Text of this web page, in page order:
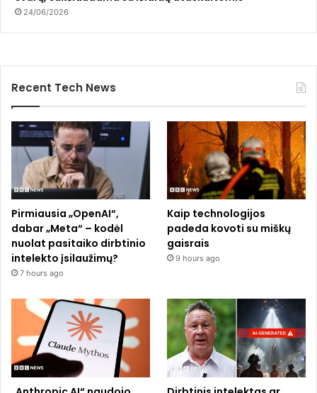
24/06/2026
Recent Tech News
Pirmiausia „OpenAI“,
dabar „Meta“ – kodėl
nuolat pasitaiko dirbtinio
intelekto įsilaužimų?
7 hours ago
Kaip technologijos
padeda kovoti su miškų
gaisrais
9 hours ago